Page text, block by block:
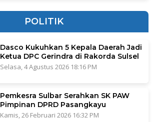
POLITIK
Dasco Kukuhkan 5 Kepala Daerah Jadi
Ketua DPC Gerindra di Rakorda Sulsel
Selasa, 4 Agustus 2026 18:16 PM
Pemkesra Sulbar Serahkan SK PAW
Pimpinan DPRD Pasangkayu
Kamis, 26 Februari 2026 16:32 PM